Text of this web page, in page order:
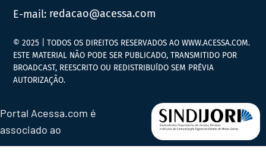
E-mail: redacao@acessa.com
© 2025 | TODOS OS DIREITOS RESERVADOS AO WWW.ACESSA.COM.
ESTE MATERIAL NÃO PODE SER PUBLICADO, TRANSMITIDO POR
BROADCAST, REESCRITO OU REDISTRIBUÍDO SEM PRÉVIA
AUTORIZAÇÃO.
Portal Acessa.com é
associado ao